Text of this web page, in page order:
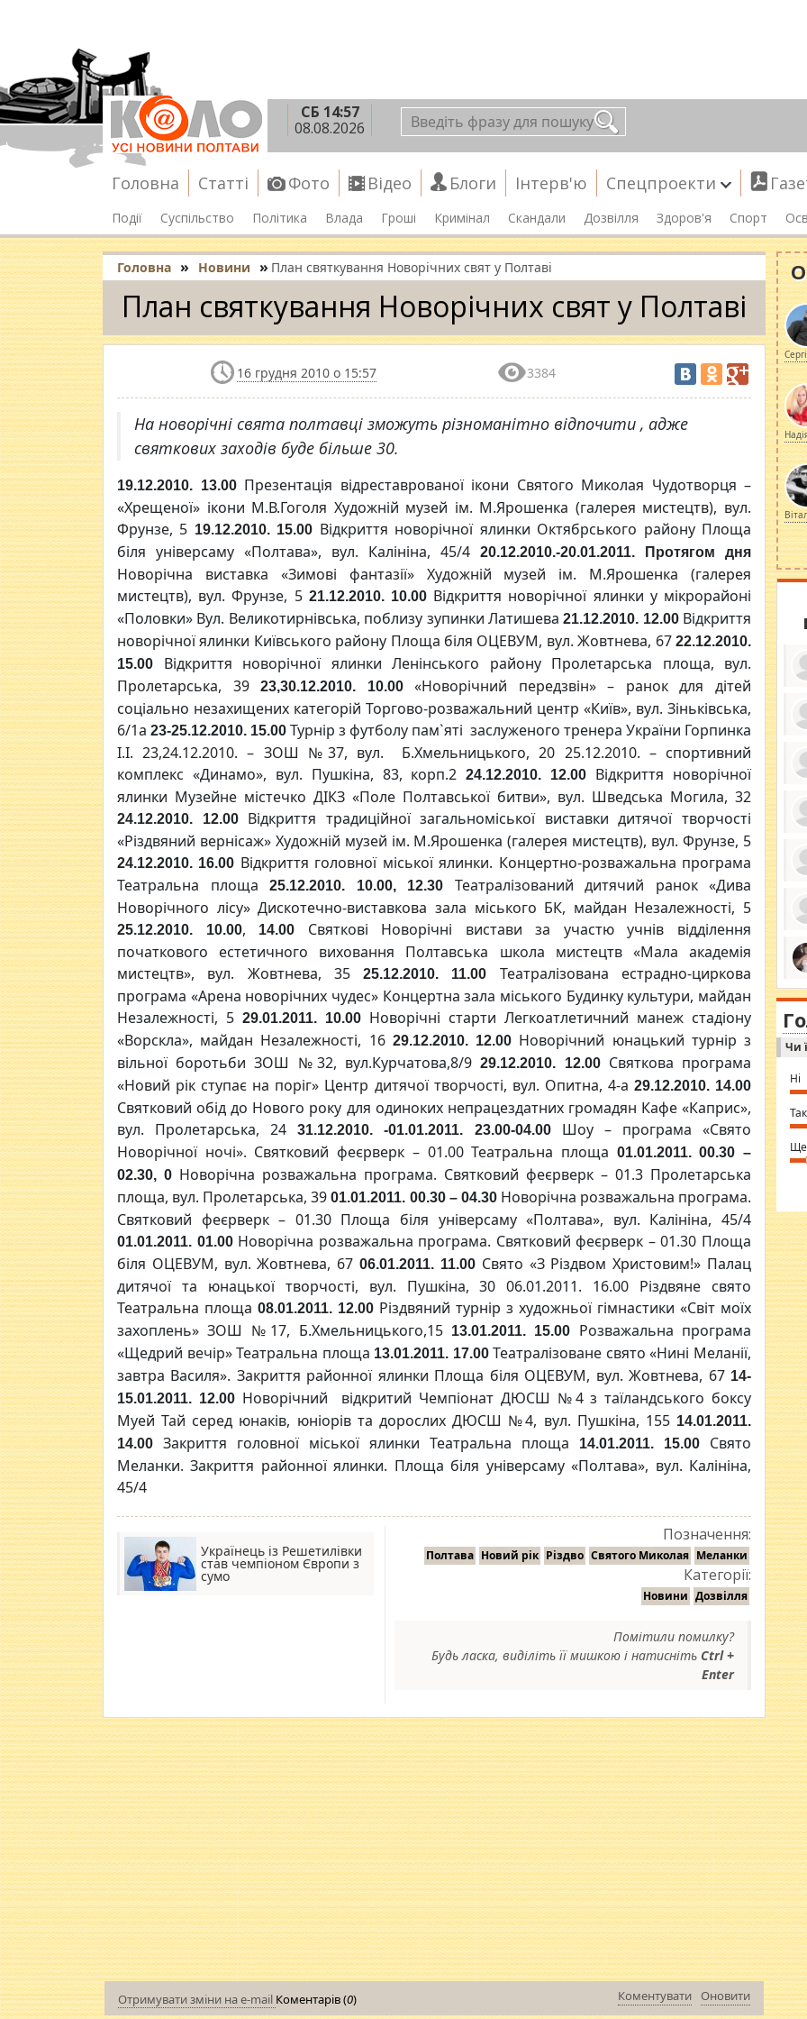
СБ 14:57
08.08.2026
Головна Статті Фото Відео Блоги Інтерв'ю Спецпроекти
Події Суспільство Політика Влада Гроші Кримінал Скандали Дозвілля Здоров'я Спорт
Головна » Новини » План святкування Новорічних свят у Полтаві
План святкування Новорічних свят у Полтаві
16 грудня 2010 о 15:57 3384
На новорічні свята полтавці зможуть різноманітно відпочити , адже
святкових заходів буде більше 30.
19.12.2010. 13.00Презентація відреставрованої ікони Святого Миколая Чудотворця –
«Хрещеної» ікони М.В.Гоголя Художній музей ім. М.Ярошенка (галерея мистецтв), вул.
Фрунзе, 5 19.12.2010. 15.00 Відкриття новорічної ялинки Октябрського району Площа
біля універсаму «Полтава», вул. Калініна, 45/4
20.12.2010.-20.01.2011. Протягом дня
Новорічна виставка «Зимові фантазії» Художній музей ім. М.Ярошенка (галерея
мистецтв), вул. Фрунзе, 5 21.12.2010. 10.00 Відкриття новорічної ялинки у мікрорайоні
«Половки» Вул. Великотирнівська, поблизу зупинки Латишева21.12.2010. 12.00Відкриття
новорічної ялинки Київського району Площа біля ОЦЕВУМ, вул. Жовтнева, 67 22.12.2010.
15.00
Відкриття новорічної ялинки Ленінського району Пролетарська площа, вул.
Пролетарська, 3923,30.12.2010. 10.00«Новорічний передзвін» – ранок для дітей
соціально незахищених категорій Торгово-розважальний центр «Київ», вул. Зіньківська,
6/1а 23-25.12.2010. 15.00 Турнір з футболу пам`яті заслуженого тренера України Горпинка
І.І. 23,24.12.2010. – ЗОШ №37, вул. Б.Хмельницького, 20 25.12.2010. – спортивний
комплекс «Динамо», вул. Пушкіна, 83, корп.224.12.2010. 12.00
Відкриття новорічної
ялинки Музейне містечко ДІКЗ «Поле Полтавської битви», вул. Шведська Могила, 32
24.12.2010. 12.00Відкриття традиційної загальноміської виставки дитячої творчості
«Різдвяний вернісаж» Художній музей ім. М.Ярошенка (галерея мистецтв), вул. Фрунзе, 5
24.12.2010. 16.00 Відкриття головної міської ялинки. Концертно-розважальна програма
Театральна площа
25.12.2010. 10.00, 12.30
Театралізований дитячий ранок «Дива
Новорічного лісу» Дискотечно-виставкова зала міського БК, майдан Незалежності, 5
25.12.2010. 10.00, 14.00
Святкові Новорічні вистави за участю учнів відділення
початкового естетичного виховання Полтавська школа мистецтв «Мала академія
мистецтв», вул. Жовтнева, 3525.12.2010. 11.00
Театралізована естрадно-циркова
програма «Арена новорічних чудес» Концертна зала міського Будинку культури, майдан
Незалежності, 5 29.01.2011. 10.00 Новорічні старти Легкоатлетичний манеж стадіону
«Ворскла», майдан Незалежності, 16 29.12.2010. 12.00 Новорічний юнацький турнір з
вільної боротьби ЗОШ №32, вул.Курчатова,8/929.12.2010. 12.00Святкова програма
«Новий рік ступає на поріг» Центр дитячої творчості, вул. Опитна, 4-а 29.12.2010. 14.00
Святковий обід до Нового року для одиноких непрацездатних громадян Кафе «Каприс»,
вул. Пролетарська, 2431.12.2010. -01.01.2011. 23.00-04.00 Шоу – програма «Свято
Новорічної ночі». Святковий феєрверк – 01.00 Театральна площа 01.01.2011. 00.30 –
02.30, 0 Новорічна розважальна програма. Святковий феєрверк – 01.3 Пролетарська
площа, вул. Пролетарська, 3901.01.2011. 00.30 – 04.30Новорічна розважальна програма.
Святковий феєрверк – 01.30 Площа біля універсаму «Полтава», вул. Калініна, 45/4
01.01.2011. 01.00Новорічна розважальна програма. Святковий феєрверк – 01.30 Площа
біля ОЦЕВУМ, вул. Жовтнева, 6706.01.2011. 11.00Свято «З Різдвом Христовим!» Палац
дитячої та юнацької творчості, вул. Пушкіна, 30 06.01.2011. 16.00 Різдвяне свято
Театральна площа 08.01.2011. 12.00 Різдвяний турнір з художньої гімнастики «Світ моїх
захоплень» ЗОШ №17, Б.Хмельницького,15 13.01.2011. 15.00
Розважальна програма
«Щедрий вечір» Театральна площа 13.01.2011. 17.00Театралізоване свято «Нині Меланії,
завтра Василя». Закриття районної ялинки Площа біля ОЦЕВУМ, вул. Жовтнева, 67 14-
15.01.2011. 12.00Новорічний відкритий Чемпіонат ДЮСШ №4 з таїландського боксу
Муей Тай серед юнаків, юніорів та дорослих ДЮСШ №4, вул. Пушкіна, 155 14.01.2011.
14.00
Закриття головної міської ялинки Театральна площа 14.01.2011. 15.00
Свято
Меланки. Закриття районної ялинки. Площа біля універсаму «Полтава», вул. Калініна,
45/4
Українець із Решетилівки
став чемпіоном Європи з
сумо
Позначення:
Полтава Новий рік Різдво Святого Миколая Меланки
Категорії:
Новини Дозвілля
Помітили помилку?
Будь ласка, виділіть її мишкою і натисніть Ctrl +
Enter
Отримувати зміни на e-mail Коментарів (0) Оновити
Коментувати
за
ми
in
⇒
Чи
Ні
Так
Ще